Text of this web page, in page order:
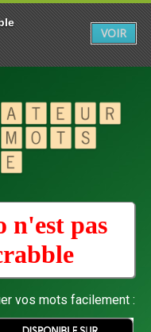
n'est pas
vos mots facilement :
VOIR